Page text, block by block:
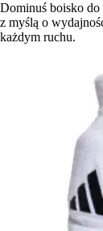
Dominuś boisko
z myślą o
każdym ruchu.